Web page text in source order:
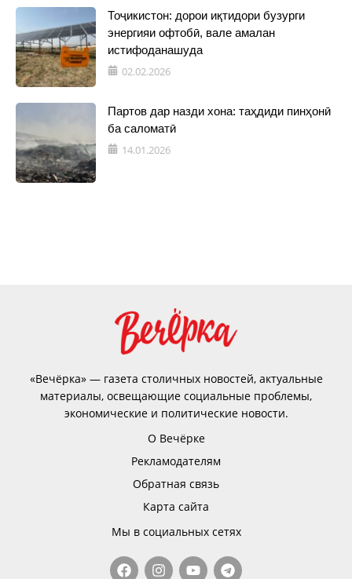
Тоҷикистон: дорои иқтидори бузурги
энергияи офтобӣ, вале амалан
истифоданашуда
02.02.2026
Партов дар назди хона: таҳдиди пинҳонӣ
ба саломатӣ
14.01.2026
«Вечёрка» — газета столичных новостей, актуальные
материалы, освещающие социальные проблемы,
экономические и политические новости.
О Вечёрке
Рекламодателям
Обратная связь
Карта сайта
Мы в социальных сетях